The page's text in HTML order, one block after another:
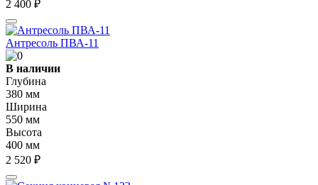
2 400 ₽
Антресоль ПВА-11
В наличии
Глубина
380 мм
Ширина
550 мм
Высота
400 мм
2 520 ₽